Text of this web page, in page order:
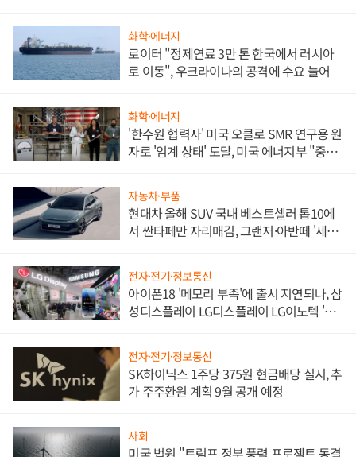
화학·에너지
로이터 "정제연료 3만 톤 한국에서 러시아
로 이동", 우크라이나의 공격에 수요 늘어
화학·에너지
'한수원 협력사' 미국 오클로 SMR 연구용 원
자로 '임계 상태' 도달, 미국 에너지부 "중요
자동차·부품
현대차 올해 SUV 국내 베스트셀러 톱10에
서 싼타페만 자리매김, 그랜저·아반떼 '세단
전자·전기·정보통신
아이폰18 '메모리 부족'에 출시 지연되나, 삼
성디스플레이 LG디스플레이 LG이노텍 '탈
전자·전기·정보통신
SK하이닉스 1주당 375원 현금배당 실시, 추
가 주주환원 계획 9월 공개 예정
사회